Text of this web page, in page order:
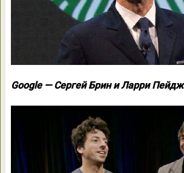
Google — Сергей Брин и Ларри Пейдж